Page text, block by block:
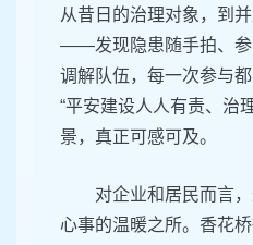
从昔日的治理对象，到
——发现隐患随手拍、参
调解队伍，每一次参与
“平安建设人人有责、治
景，真正可感可及。
对企业和居民而言
心事的温暖之所。香花